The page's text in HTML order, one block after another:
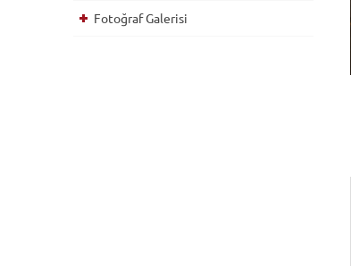
Fotoğraf Galerisi